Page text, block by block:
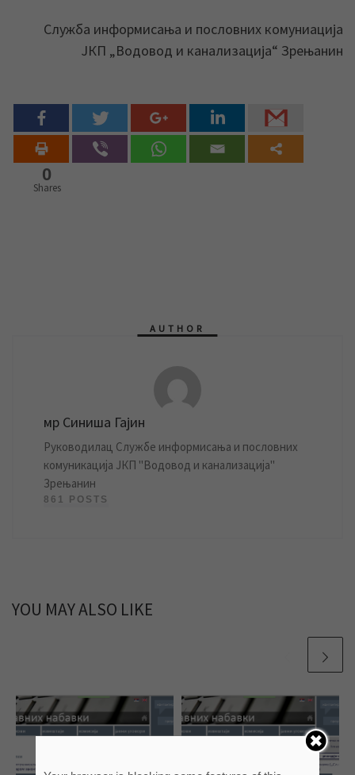
Служба информисања и пословних комуниација
ЈКП „Водовод и канализација“ Зрењанин
0
Shares
AUTHOR
мр Синиша Гајин
Руководилац Службе информисања и пословних
комуникација ЈКП "Водовод и канализација"
Зрењанин
861 POSTS
YOU MAY ALSO LIKE